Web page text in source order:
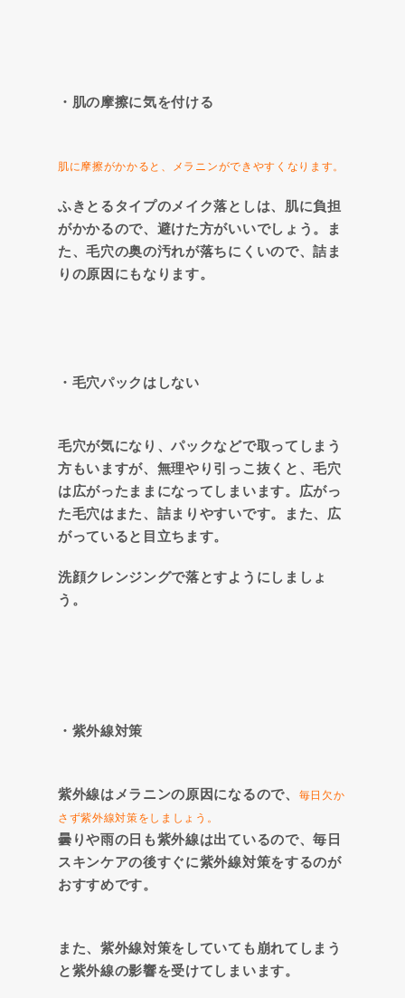
・肌の摩擦に気を付ける
肌に摩擦がかかると、メラニンができやすくなります。
ふきとるタイプのメイク落としは、肌に負担
がかかるので、避けた方がいいでしょう。ま
た、毛穴の奥の汚れが落ちにくいので、詰ま
りの原因にもなります。
・毛穴パックはしない
毛穴が気になり、パックなどで取ってしまう
方もいますが、無理やり引っこ抜くと、毛穴
は広がったままになってしまいます。広がっ
た毛穴はまた、詰まりやすいです。また、広
がっていると目立ちます。
洗顔クレンジングで落とすようにしましょ
う。
・紫外線対策
紫外線はメラニンの原因になるので、
毎日欠か
さず紫外線対策をしましょう。
曇りや雨の日も紫外線は出ているので、毎日
スキンケアの後すぐに紫外線対策をするのが
おすすめです。
また、紫外線対策をしていても崩れてしまう
と紫外線の影響を受けてしまいます。